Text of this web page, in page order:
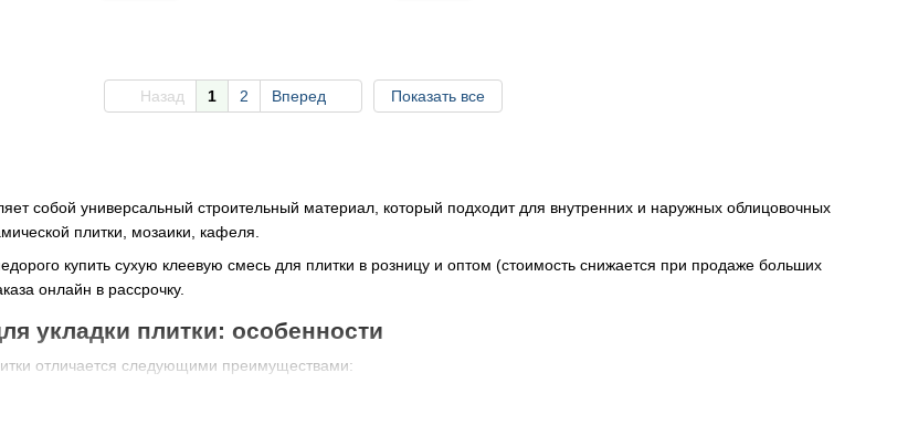
собой универсальный строительный материал, который подходит для внутренних и наружных облицовочных
плитки, мозаики, кафеля.
купить сухую клеевую смесь для плитки в розницу и оптом (стоимость снижается при продаже больших
онлайн в рассрочку.
укладки плитки: особенности
отличается следующими преимуществами:
Назад 1 2 Вперед Показать все